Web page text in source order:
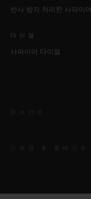
반사 방지 처리한 사파이어
다이얼
사파이어 다이얼
스트랩